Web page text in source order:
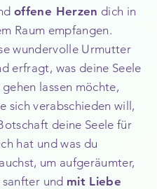
offene Herzen dich in
Raum empfangen.
wundervolle Urmutter
erfragt, was deine Seele
gehen lassen möchte,
sich verabschieden will,
deine Seele für
hat und was du
um aufgeräumter,
sanfter und mit Liebe